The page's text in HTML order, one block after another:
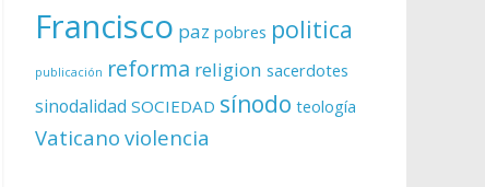
Francisco paz pobres politica
publicación reforma religion sacerdotes
sinodalidad SOCIEDAD sínodo teología
Vaticano violencia